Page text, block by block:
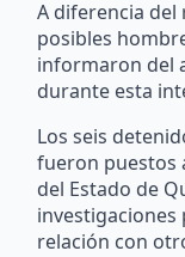
A diferencia
posibles
informaron del
durante esta
Los seis
fueron puestos
del Estado de
relación con